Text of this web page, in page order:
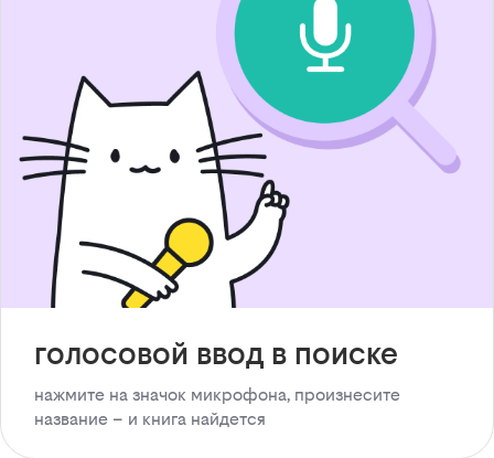
голосовой ввод в поиске
нажмите на значок микрофона, произнесите
название – и книга найдется